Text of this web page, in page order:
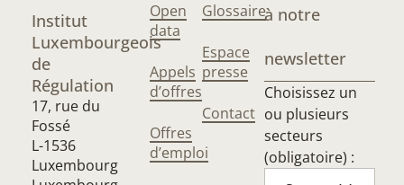
Institut
Luxembourgeois
de
Régulation
17, rue du
Fossé
L-1536
Luxembourg
Open
data
Appels
d’offres
Offres
d’emploi
Glossaire
Espace
presse
Contact
à notre
newsletter
Choisissez un
ou plusieurs
secteurs
(obligatoire) :